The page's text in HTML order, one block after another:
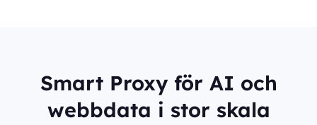
Smart Proxy för AI och
webbdata i stor skala